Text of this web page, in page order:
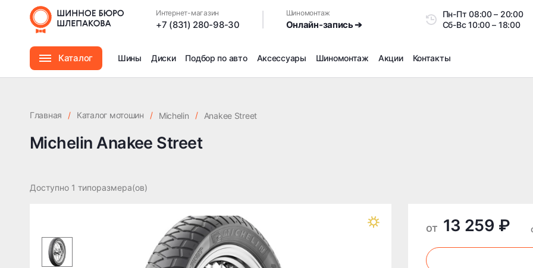
Интернет-магазин
+7 (831) 280-98-30
Шиномонтаж
Онлайн-запись ➔
Пн-Пт08:00 –
Сб-Вс10:00 – 18:00
Каталог
Аксессуары
Шины Диски Подбор по авто Аксессуары Шиномонтаж
Дошиповка, Ошиповка, Перешиповка зимней резины
Подбор запчастей
Акции Контакты
Главная / Каталог мотошин / Michelin / Anakee Street
Michelin Anakee Street
Доступно 1 типоразмера(ов)
от 13 259 ₽